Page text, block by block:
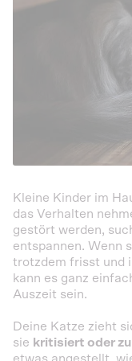
Kleine Kinder im
das Verhalten
gestört werden,
entspannen. Wenn
trotzdem frisst und
kann es ganz
Auszeit sein.
Deine Katze zieht
sie kritisiert oder
etwas angestellt,